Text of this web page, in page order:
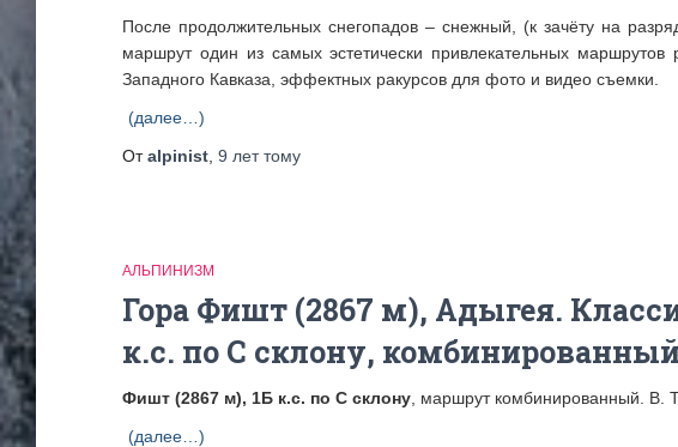
После продолжительных снегопадов – снежный, (к зачёту на
маршрут один из самых эстетически привлекательных
Западного Кавказа, эффектных ракурсов для фото и видео съемки.
(далее…)
Отalpinist 9 леттому
АЛЬПИНИЗМ
Гора Фишт (2867 м), Адыгея.
к.с. по С склону, комбинированный
Фишт (2867 м), 1Б к.с. по С склону , маршрут комбинированный. В.
(далее…)